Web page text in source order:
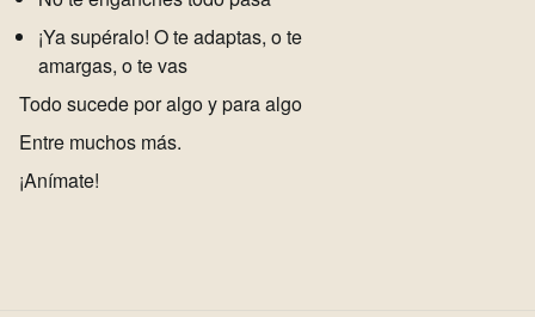
¡Ya supéralo! O te adaptas, o te
amargas, o te vas
Todo sucede por algo y para algo
Entre muchos más.
¡Anímate!